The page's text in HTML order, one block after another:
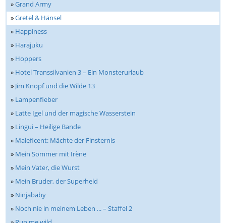
»Grand Army
»Gretel & Hänsel
» Happiness
» Harajuku
» Hoppers
» Hotel Transsilvanien 3 – Ein Monsterurlaub
» Jim Knopf und die Wilde 13
» Lampenfieber
» Latte Igel und der magische Wasserstein
» Lingui – Heilige Bande
» Maleficent: Mächte der Finsternis
» Mein Sommer mit Irène
» Mein Vater, die Wurst
» Mein Bruder, der Superheld
» Ninjababy
» Noch nie in meinem Leben ... – Staffel 2